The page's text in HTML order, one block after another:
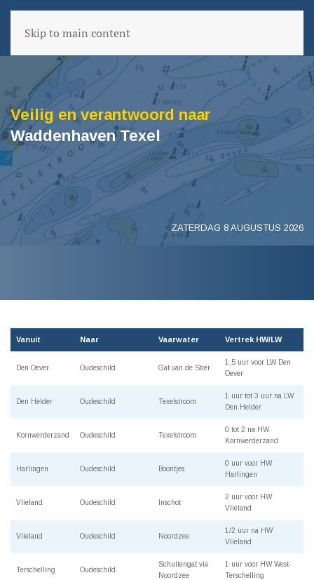
Skip to main content
Veilig en verantwoord naar
Waddenhaven Texel
ZATERDAG 8 AUGUSTUS 2026
Vanuit Naar Vaarwater Vertrek HW/LW
Den Oever Oudeschild Gat van de Stier
1,5 uur voor LW Den
Oever
Den Helder Oudeschild Texelstroom
1 uur tot 3 uur na LW
Den Helder
Kornwerderzand Oudeschild Texelstroom
0 tot 2 na HW
Kornwerderzand
Harlingen Oudeschild Boontjes
0 uur voor HW
Harlingen
Vlieland Oudeschild Inschot
2 uur voor HW
Vlieland
Vlieland Oudeschild Noordzee
1/2 uur na HW
Vlieland
Terschelling Oudeschild
Schuitengat via
Noordzee
1 uur voor HW West-
Terschelling